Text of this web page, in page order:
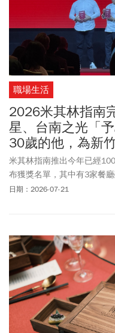
職場生活
2026米其林指南
星、台南之光「
30歲的他，為新
米其林指南推出今年已經
布獲獎名單，其中有3家餐
芮Taïrroir及JL Studio連續3
獲3個獎項，包括米其林一
不滿30歲的「鮨安」創辦人
晉升為一星。他是土生土長
今年最大的亮點還包括首次
米其林遺珠之憾，千呼萬喚
示，他來台灣10年，感謝
粵菜主廚可以實現米其林
日期：2026-07-21